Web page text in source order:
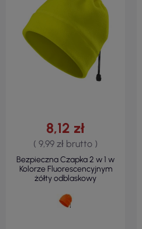
8,12 zł
( 9,99 zł brutto )
Bezpieczna Czapka 2 w 1 w
Kolorze Fluorescencyjnym
żółty odblaskowy